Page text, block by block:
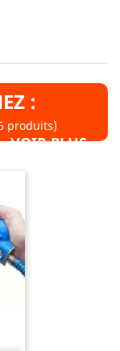
:
produits)
VOIR PLUS »